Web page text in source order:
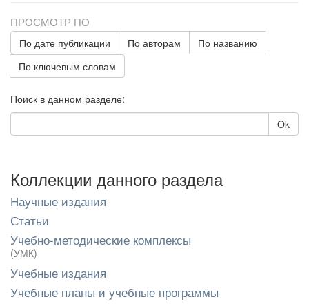
ПРОСМОТР ПО
По дате публикации По авторам
По названию
По ключевым словам
Поиск в данном разделе:
Ok
Коллекции данного раздела
Научные издания
Статьи
Учебно-методические комплексы
(УМК)
Учебные издания
Учебные планы и учебные программы